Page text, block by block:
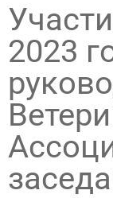
2023